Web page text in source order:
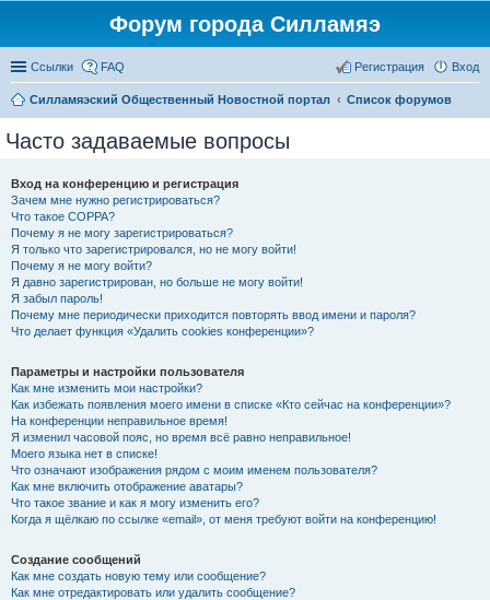
Форум города Силламяэ
Ссылки FAQ Вход
Регистрация
Силламяэский Общественный Новостной портал Список форумов
Часто задаваемые вопросы
Вход на конференцию и регистрация
Зачем мне нужно регистрироваться?
Что такое COPPA?
Почему я не могу зарегистрироваться?
Я только что зарегистрировался, но не могу войти!
Почему я не могу войти?
Я давно зарегистрирован, но больше не могу войти!
Я забыл пароль!
Почему мне периодически приходится повторять ввод имени и пароля?
Что делает функция «Удалить cookies конференции»?
Параметры и настройки пользователя
Как мне изменить мои настройки?
Как избежать появления моего имени в списке «Кто сейчас на конференции»?
На конференции неправильное время!
Я изменил часовой пояс, но время всё равно неправильное!
Моего языка нет в списке!
Что означают изображения рядом с моим именем пользователя?
Как мне включить отображение аватары?
Что такое звание и как я могу изменить его?
Когда я щёлкаю по ссылке «email», от меня требуют войти на конференцию!
Создание сообщений
Как мне создать новую тему или сообщение?
Как мне отредактировать или удалить сообщение?